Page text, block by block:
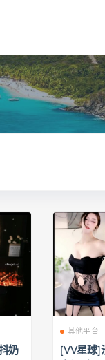
奶
其他平台
[VV星球]